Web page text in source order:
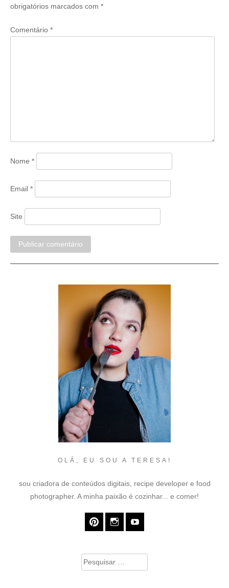
obrigatórios marcados com *
Comentário *
Nome *
Email *
Site
OLÁ, EU SOU A TERESA!
sou criadora de conteúdos digitais, recipe developer e food
photographer. A minha paixão é cozinhar... e comer!
Pesquisar
por: